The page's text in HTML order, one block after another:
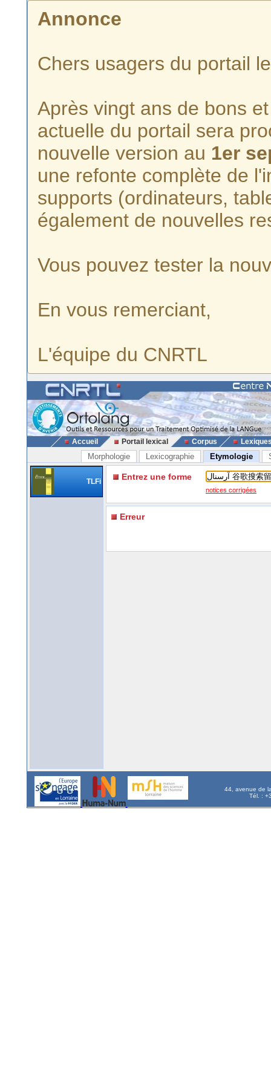
Annonce
Chers usagers du portail
Après vingt ans de bons
actuelle du portail sera
nouvelle version au 1er
une refonte complète de
supports (ordinateurs,
également de nouvelles
Vous pouvez tester la
En vous remerciant,
L'équipe du CNRTL
Accueil Portail lexical Corpus
Morphologie Lexicographie Etymologie
TLFi Entrez une forme
notices corrigées
Erreur
44, avenue de
Tél. :